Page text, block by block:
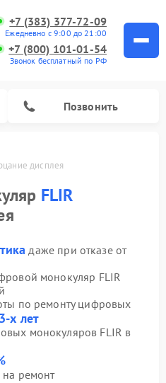
+7 (383) 377-72-09
Ежедневно с 9:00 до 21:00
+7 (800) 101-01-54
Звонок бесплатный по РФ
Позвонить
дисплея
FLIR
даже при отказе от
монокуляр FLIR
по ремонту цифровых
х лет
монокуляров FLIR в
ремонт